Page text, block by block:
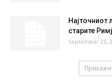
Најточниот
старите
September 25,
Прикажи